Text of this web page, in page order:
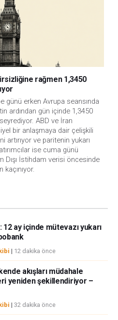
rağmen 1,3450
günü erken Avrupa seansında
ardından gün içinde 1,3450
ABD ve İran
bir anlaşmaya dair çelişkili
artırıyor ve paritenin yukarı
ise cuma günü
Dışı İstihdam verisi öncesinde
ay içinde mütevazı yukarı
| 12 dakika önce
akışları müdahale
yeniden şekillendiriyor –
| 32 dakika önce